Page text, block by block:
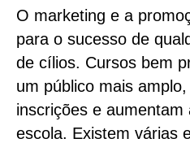
O marketing e a
para o sucesso de
de cílios. Cursos bem
um público mais
inscrições e aumentam
escola. Existem várias